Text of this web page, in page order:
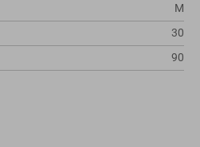
M
30
90